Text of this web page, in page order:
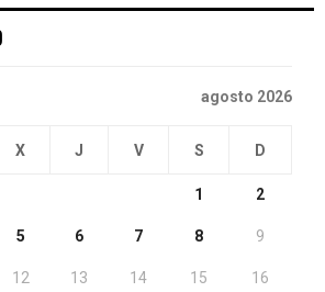
agosto 2026
X J V S D
1 2
5 6 7 8 9
12 13 14 15 16